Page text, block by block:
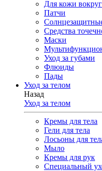
Для кожи вокруг
Патчи
Средства
Маски
Уход за губами
Флюиды
Пады
Уход за телом
Назад
Уход за телом
Кремы для тела
Гели для тела
Лосьоны для
Мыло
Кремы для рук
Специальный